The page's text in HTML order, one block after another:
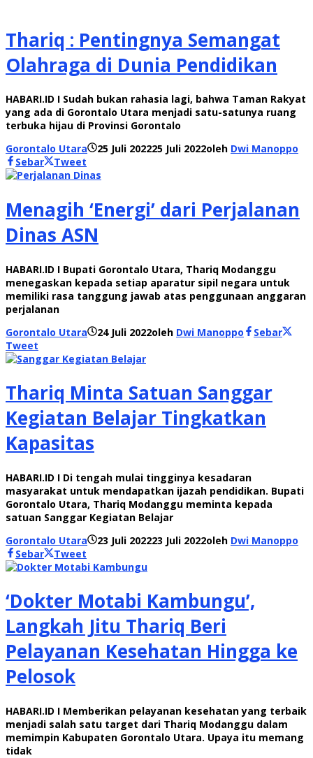
Thariq : Pentingnya Semangat
Olahraga di Dunia Pendidikan
HABARI.ID I Sudah bukan rahasia lagi, bahwa Taman Rakyat
yang ada di Gorontalo Utara menjadi satu-satunya ruang
terbuka hijau di Provinsi Gorontalo
Gorontalo Utara
25 Juli 202225 Juli 2022oleh Dwi Manoppo
Sebar
Tweet
Menagih ‘Energi’ dari Perjalanan
Dinas ASN
HABARI.ID I Bupati Gorontalo Utara, Thariq Modanggu
menegaskan kepada setiap aparatur sipil negara untuk
memiliki rasa tanggung jawab atas penggunaan anggaran
perjalanan
Gorontalo Utara
24 Juli 2022oleh Dwi Manoppo
Sebar
Tweet
Thariq Minta Satuan Sanggar
Kegiatan Belajar Tingkatkan
Kapasitas
HABARI.ID I Di tengah mulai tingginya kesadaran
masyarakat untuk mendapatkan ijazah pendidikan. Bupati
Gorontalo Utara, Thariq Modanggu meminta kepada
satuan Sanggar Kegiatan Belajar
Gorontalo Utara
23 Juli 202223 Juli 2022oleh Dwi Manoppo
Sebar
Tweet
‘Dokter Motabi Kambungu’,
Langkah Jitu Thariq Beri
Pelayanan Kesehatan Hingga ke
Pelosok
HABARI.ID I Memberikan pelayanan kesehatan yang terbaik
menjadi salah satu target dari Thariq Modanggu dalam
memimpin Kabupaten Gorontalo Utara. Upaya itu memang
tidak